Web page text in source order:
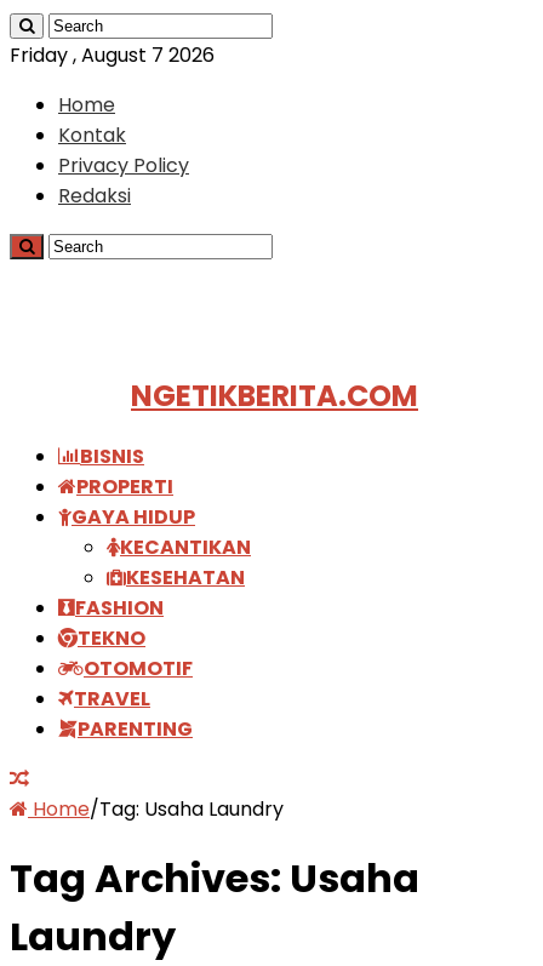
Friday , August 7 2026
Home
Kontak
Privacy Policy
Redaksi
NGETIKBERITA.COM
BISNIS
PROPERTI
GAYA HIDUP
KECANTIKAN
KESEHATAN
FASHION
TEKNO
OTOMOTIF
TRAVEL
PARENTING
Home/Tag: Usaha Laundry
Tag Archives: Usaha
Laundry